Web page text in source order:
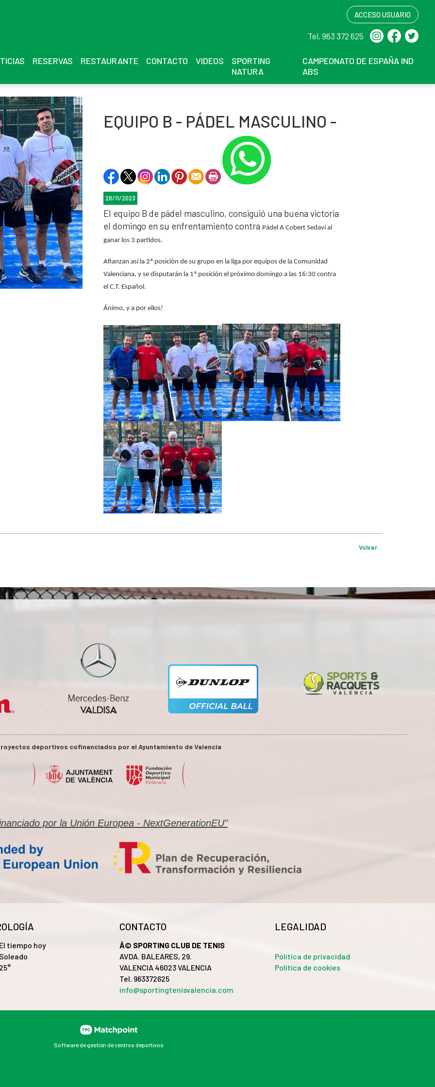
ACCESO USUARIO
Tel. 963 372 625
RESERVAS RESTAURANTE CONTACTO VIDEOS
SPORTING
NATURA
CAMPEONATO DE ESPAÑA IND
ABS
EQUIPO B - PÁDEL MASCULINO -
28/11/2023
El equipo B de pádel masculino, consiguió una buena victoria
el domingo en su enfrentamiento contra Pádel A Cobert Sedaví al
ganar los 3 partidos.
Afianzan así la 2ª posición de su grupo en la liga por equipos de la Comunidad
Valenciana, y se disputarán la 1ª posición el próximo domingo a las 16:30 contra
el C.T. Español.
Ánimo, y a por ellos!
Volver
deportivos cofinanciados por el Ayuntamiento de Valencia
por la Unión Europea - NextGenerationEU"
tiempo hoy
CONTACTO
Â© SPORTING CLUB DE TENIS
AVDA. BALEARES, 29.
VALENCIA 46023 VALENCIA
Tel. 963372625
info@sportingtenisvalencia.com
LEGALIDAD
Política de privacidad
Política de cookies
Software de gestión de centros deportivos